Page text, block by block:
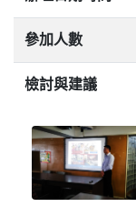
參加人數
檢討與建議